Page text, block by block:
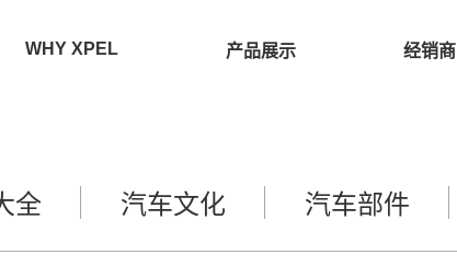
WHY XPEL 产品展示 经销商
全 汽车文化 汽车部件